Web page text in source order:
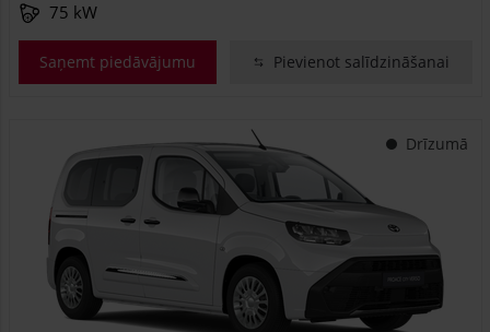
75 kW
Saņemt piedāvājumu Pievienot salīdzināšanai
Drīzumā